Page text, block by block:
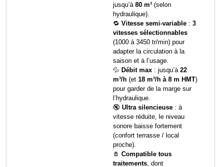
jusqu’à 80 m³ (selon
hydraulique).
🔁 Vitesse semi-variable : 3
vitesses sélectionnables
(1000 à 3450 tr/min) pour
adapter la circulation à la
saison et à l’usage.
💦 Débit max : jusqu’à 22
m³/h (et 18 m³/h à 8 m HMT)
pour garder de la marge sur
l’hydraulique.
🔇 Ultra silencieuse : à
vitesse réduite, le niveau
sonore baisse fortement
(confort terrasse / local
proche).
🧂 Compatible tous
traitements, dont